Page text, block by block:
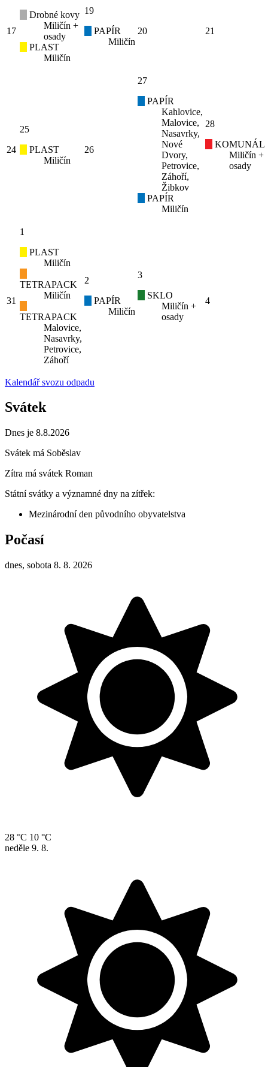
17
Drobné kovy
Miličín +
osady
PLAST
Miličín
19
PAPÍR
Miličín
20 21
24
25
PLAST
Miličín
26
27
PAPÍR
Kahlovice,
Malovice,
Nasavrky,
Nové
Dvory,
Petrovice,
Záhoří,
Žibkov
PAPÍR
Miličín
28
KOMUNÁL
Miličín +
osady
31
1
PLAST
Miličín
TETRAPACK
Miličín
TETRAPACK
Malovice,
Nasavrky,
Petrovice,
Záhoří
2
PAPÍR
Miličín
3
SKLO
Miličín +
osady
4
Kalendář svozu odpadu
Svátek
Dnes je 8.8.2026
Svátek má Soběslav
Zítra má svátek Roman
Státní svátky a významné dny na zítřek:
Mezinárodní den původního obyvatelstva
Počasí
dnes, sobota 8. 8. 2026
28 °C 10 °C
neděle 9. 8.